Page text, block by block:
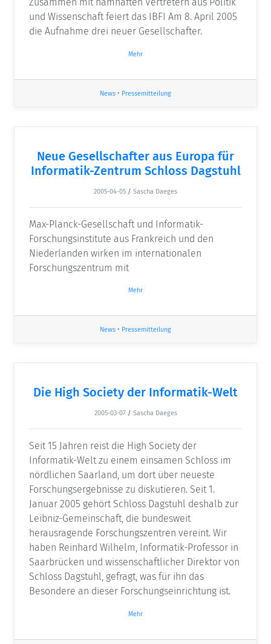
und Wissenschaft feiert das IBFI Am 8. April 2005
die Aufnahme drei neuer Gesellschafter.
Mehr
News • Pressemitteilung
Neue Gesellschafter aus Europa für
Informatik-Zentrum Schloss Dagstuhl
2005-04-05 / Sascha Daeges
Max-Planck-Gesellschaft und Informatik-
Forschungsinstitute aus Frankreich und den
Niederlanden wirken im internationalen
Forschungszentrum mit
Mehr
News • Pressemitteilung
Die High Society der Informatik-Welt
2005-03-07 / Sascha Daeges
Seit 15 Jahren reist die High Society der
Informatik-Welt zu einem einsamen Schloss im
nördlichen Saarland, um dort über neueste
Forschungsergebnisse zu diskutieren. Seit 1.
Januar 2005 gehört Schloss Dagstuhl deshalb zur
Leibniz-Gemeinschaft, die bundesweit
herausragende Forschungszentren vereint. Wir
haben Reinhard Wilhelm, Informatik-Professor in
Saarbrücken und wissenschaftlicher Direktor von
Schloss Dagstuhl, gefragt, was für ihn das
Besondere an dieser Forschungseinrichtung ist.
Mehr